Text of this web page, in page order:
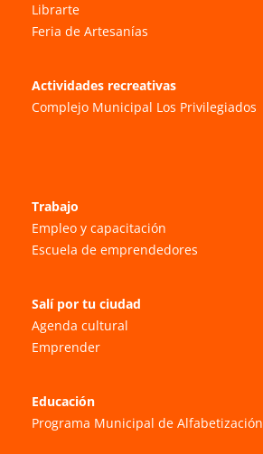
Librarte
Feria de Artesanías
Actividades recreativas
Complejo Municipal Los Privilegiados
Trabajo
Empleo y capacitación
Escuela de emprendedores
Salí por tu ciudad
Agenda cultural
Emprender
Educación
Programa Municipal de Alfabetización